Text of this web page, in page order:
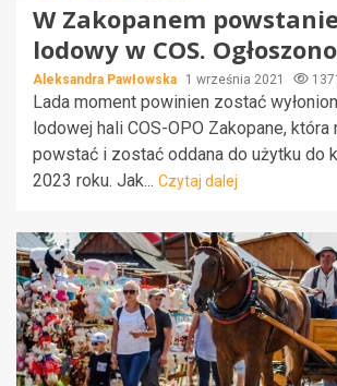
W Zakopanem
lodowy w COS.
Aleksandra Pawłowska 1 września 2021 1371
Lada moment powinien zostać
lodowej hali COS-OPO Zakopane, która
powstać i zostać oddana do użytku do
2023 roku. Jak... Czytaj dalej